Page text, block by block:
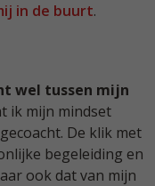
in de buurt.
wel tussen mijn
ik mijn mindset
De klik met
begeleiding en
ook dat van mijn